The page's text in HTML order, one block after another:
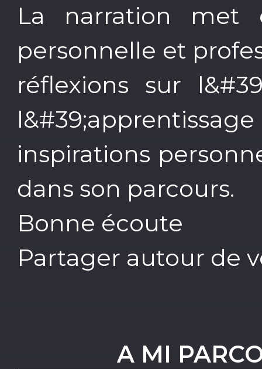
La narration met
personnelle et
réflexions sur
inspirations
dans son parcours.
Bonne écoute
Partager autour de
A MI